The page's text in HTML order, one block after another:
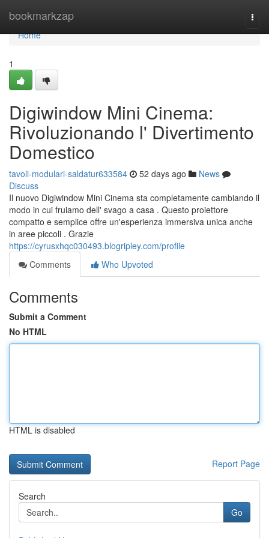
bookmarkzap
Home
Home
1
Digiwindow Mini Cinema:
Rivoluzionando l' Divertimento
Domestico
tavoli-modulari-saldatur633584 52 days ago
News
Discuss
Il nuovo Digiwindow Mini Cinema sta completamente cambiando il
modo in cui fruiamo dell' svago a casa . Questo proiettore
compatto e semplice offre un'esperienza immersiva unica anche
in aree piccoli . Grazie
https://cyrusxhqc030493.blogripley.com/profile
Comments
Who Upvoted
Comments
Submit a Comment
No HTML
HTML is disabled
Report Page
Search
Go